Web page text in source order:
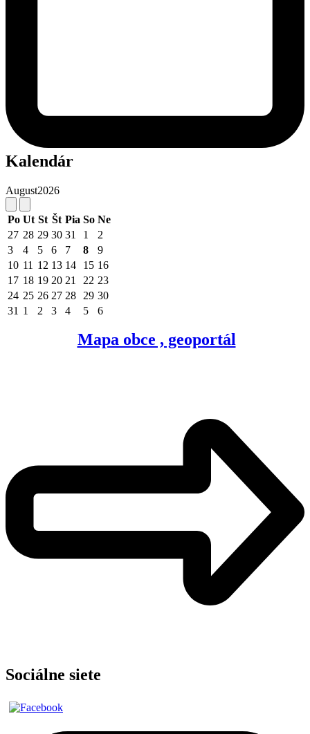
Kalendár
August2026
Po Ut St Št Pia So Ne
27 28 29 30 31 1
2
3
4 5 6 7 8
9
10 11 12 13 14 15 16
17 18 19 20 21 22 23
24 25 26 27 28 29 30
31 1 2 3 4 5 6
Mapa obce , geoportál
Sociálne siete